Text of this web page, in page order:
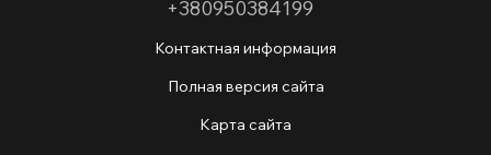
+380950384199
Контактная информация
Полная версия сайта
Карта сайта